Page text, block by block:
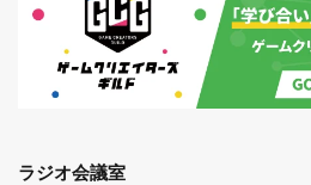
ラジオ会議室